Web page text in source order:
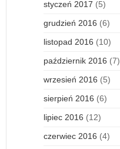
styczeń 2017 (5)
grudzień 2016 (6)
listopad 2016 (10)
październik 2016 (7)
wrzesień 2016 (5)
sierpień 2016 (6)
lipiec 2016 (12)
czerwiec 2016 (4)